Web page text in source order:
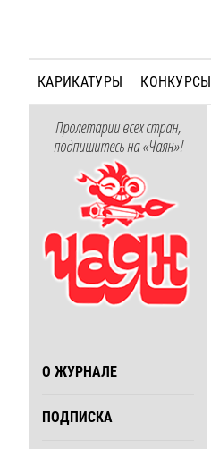
КАРИКАТУРЫ КОНКУРСЫ
Пролетарии всех стран,
подпишитесь на «Чаян»!
О ЖУРНАЛЕ
ПОДПИСКА